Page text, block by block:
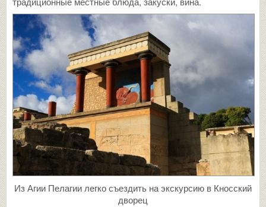
Из Агии Пелагии легко съездить на экскурсию в Кносский
дворец